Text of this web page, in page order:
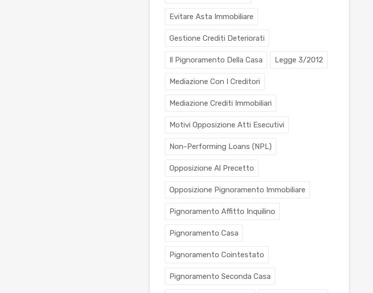
Evitare Asta Immobiliare
Gestione Crediti Deteriorati
Il Pignoramento Della Casa Legge 3/2012
Mediazione Con I Creditori
Mediazione Crediti Immobiliari
Motivi Opposizione Atti Esecutivi
Non-Performing Loans (NPL)
Opposizione Al Precetto
Opposizione Pignoramento Immobiliare
Pignoramento Affitto Inquilino
Pignoramento Casa
Pignoramento Cointestato
Pignoramento Seconda Casa